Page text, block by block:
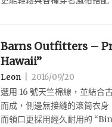
Barns Outfitters –
Hawaii”
Leon 2016/09/20
選用 16 號天竺棉線，並結合
而成，側邊無接縫的滾筒衣
而領口更採用經久耐用的